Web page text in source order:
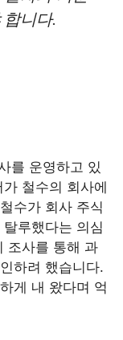
니다.
를 운영하고 있
철수의 회사에
수가 회사 주식
루했다는 의심
조사를 통해 과
하려 했습니다.
게 내 왔다며 억